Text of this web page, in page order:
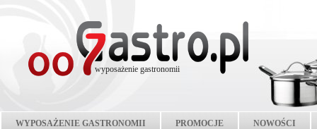
wyposażenie gastronomii
WYPOSAŻENIE GASTRONOMII PROMOCJE NOWOŚCI